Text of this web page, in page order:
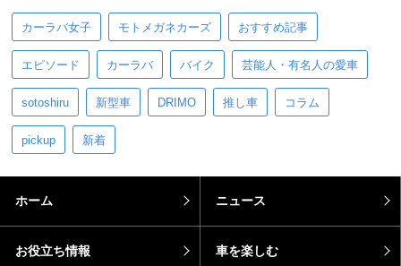
カーラバ女子 モトメガネカーズ おすすめ記事
エピソード カーラバ バイク 芸能人・有名人の愛車
sotoshiru 新型車 DRIMO 推し車 コラム
pickup 新着
ホーム ニュース
お役立ち情報 車を楽しむ